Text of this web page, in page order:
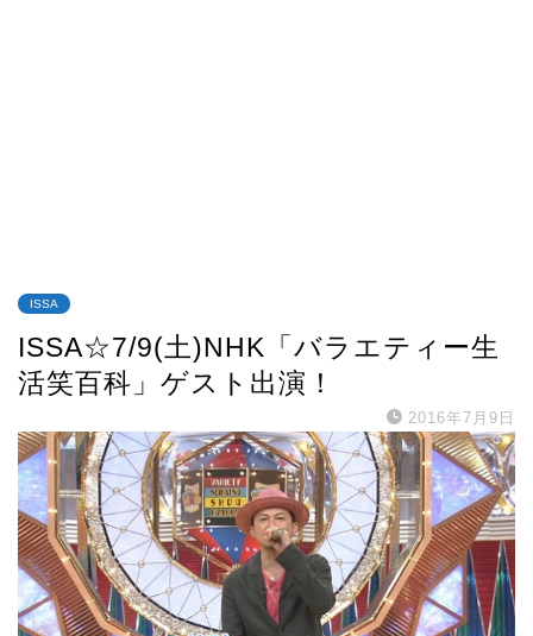
ISSA
ISSA☆7/9(土)NHK「バラエティー生
活笑百科」ゲスト出演！
2016年7月9日